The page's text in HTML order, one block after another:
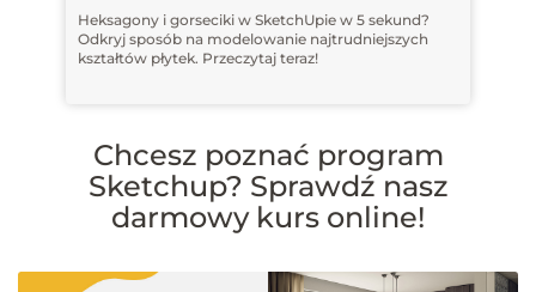
Heksagony i gorseciki w SketchUpie w 5 sekund?
Odkryj sposób na modelowanie najtrudniejszych
kształtów płytek. Przeczytaj teraz!
Chcesz poznać program
Sketchup? Sprawdź nasz
darmowy kurs online!